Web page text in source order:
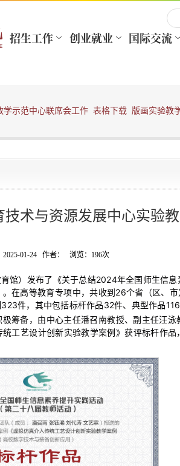
学示范中心联席会工作 表格下载 版画实验教
术与资源发展中心实验
2025-01-24 作者： 浏览： 196次
馆）发布了《关于总结2024年全国师生信
在高等教育专项中，共收到26个省（区、
件，其中包括标杆作品32件、典型作品116
筹备，由中心主任潘召南教授、副主任汪
工艺设计创新实验教学案例》获评标杆作